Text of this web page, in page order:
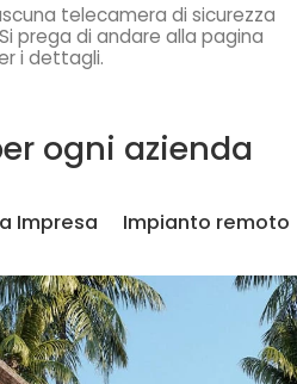
telecamera di sicurezza
prega di andare alla pagina
i dettagli.
ogni azienda
Impresa Impianto remoto